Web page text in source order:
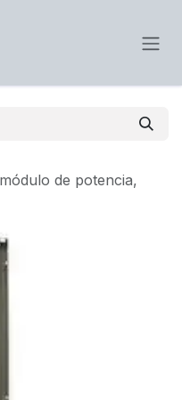
de potencia,